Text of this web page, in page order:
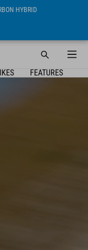
HYBRID
FEATURES